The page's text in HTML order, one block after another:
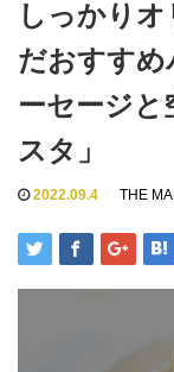
しっかり
だおすすめ
ーセージ
スタ」
2022.09.4 THE